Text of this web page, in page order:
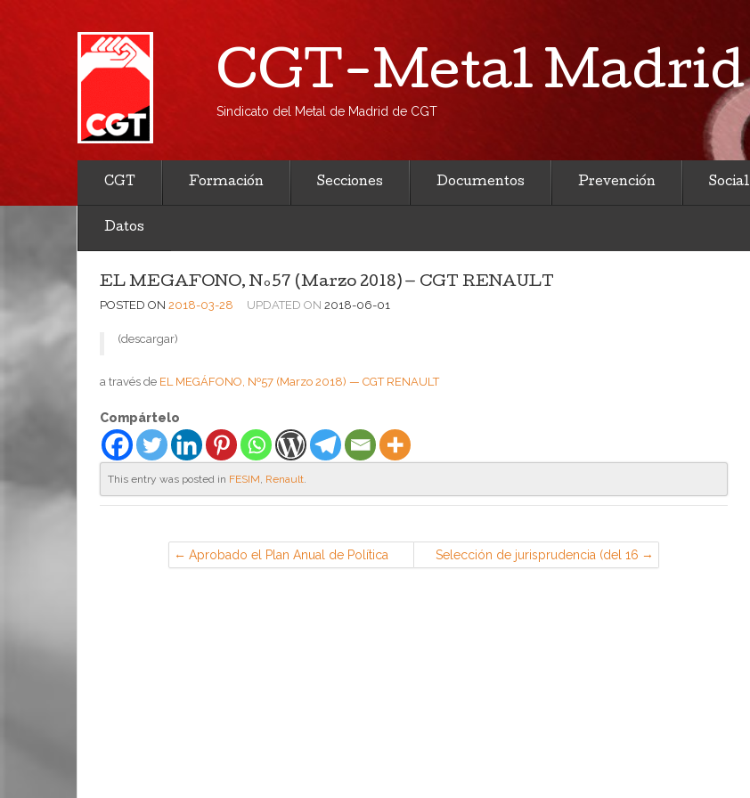
CGT-Metal Madrid
Sindicato del Metal de Madrid de CGT
CGT Formación Secciones Documentos Prevención Social
Datos
EL MEGÁFONO, Nº57 (Marzo 2018) — CGT RENAULT
POSTED ON 2018-03-28 UPDATED ON 2018-06-01
(descargar)
a través de EL MEGÁFONO, Nº57 (Marzo 2018) — CGT RENAULT
Compártelo
This entry was posted in FESIM, Renault.
Aprobado el Plan Anual de Política
de Empleo 2018 — Derecho Laboral
Selección de jurisprudencia (del 16
al 31 de marzo de 2018) — Derecho